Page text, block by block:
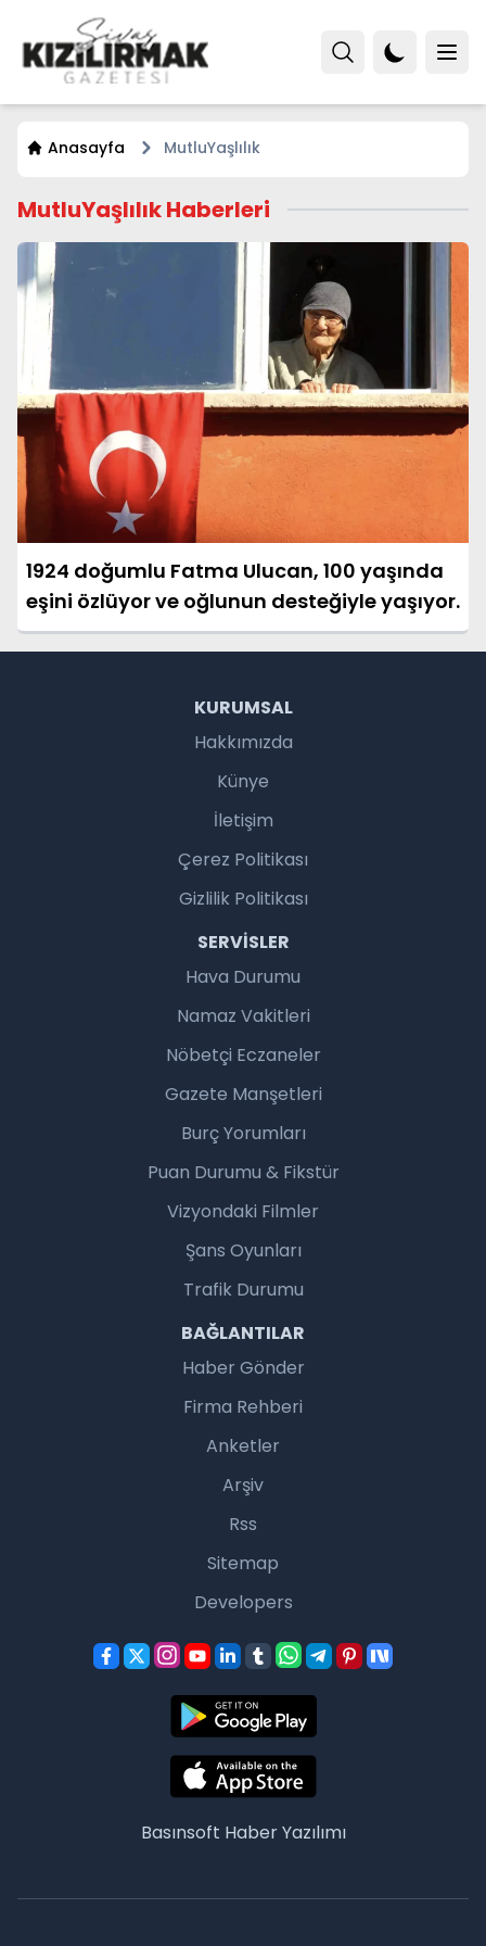
Anasayfa MutluYaşlılık
MutluYaşlılık Haberleri
1924 doğumlu Fatma Ulucan, 100 yaşında
eşini özlüyor ve oğlunun desteğiyle yaşıyor.
KURUMSAL
Hakkımızda
Künye
İletişim
Çerez Politikası
Gizlilik Politikası
SERVISLER
Hava Durumu
Namaz Vakitleri
Nöbetçi Eczaneler
Gazete Manşetleri
Burç Yorumları
Puan Durumu & Fikstür
Vizyondaki Filmler
Şans Oyunları
Trafik Durumu
BAĞLANTILAR
Haber Gönder
Firma Rehberi
Anketler
Arşiv
Rss
Sitemap
Developers
Basınsoft Haber Yazılımı